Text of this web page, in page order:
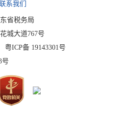
系我们
省税务局
城大道767号
粤ICP备 19143301号
号